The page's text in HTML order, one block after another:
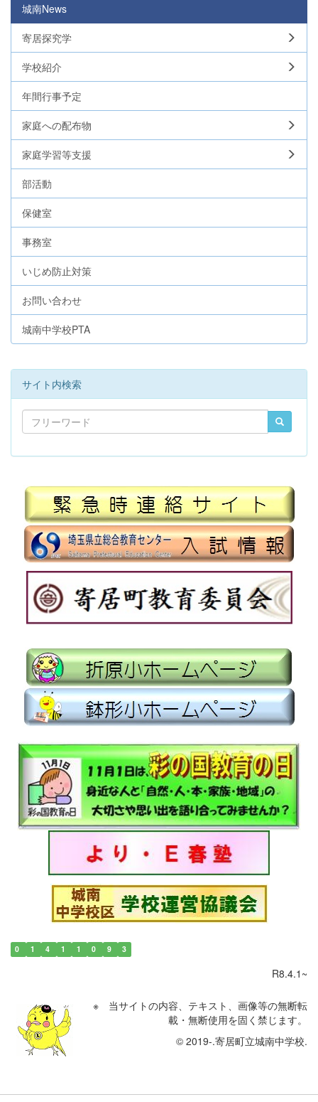
城南News
寄居探究学
学校紹介
年間行事予定
家庭への配布物
家庭学習等支援
部活動
保健室
事務室
いじめ防止対策
お問い合わせ
城南中学校PTA
サイト内検索
0 1 4 1 1 0 9 3
R8.4.1~
※ 当サイトの内容、テキスト、画像等の無断転
載・無断使用を固く禁じます。
© 2019-.寄居町立城南中学校.